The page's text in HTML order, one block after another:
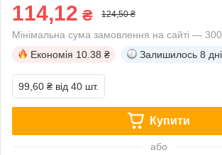
114,12 ₴ 124,50 ₴
Мінімальна сума замовлення на сайті —
Економія 10.38 ₴ Залишилось 8
99,60 ₴ від 40 шт.
Купити
або